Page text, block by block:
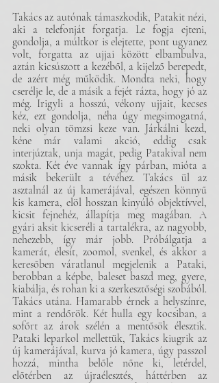
Takács az autónak támaszkodik, Patakit nézi,
aki a telefonját forgatja. Le fogja ejteni,
gondolja, a múltkor is elejtette, pont ugyanez
volt, forgatta az ujjai között elbambulva,
aztán kicsúszott a kezéből, a kijelző berepedt,
de azért még működik. Mondta neki, hogy
cserélje le, de a másik a fejét rázta, hogy jó az
még. Irigyli a hosszú, vékony ujjait, kecses
kéz, ezt gondolja, néha úgy megsimogatná,
neki olyan tömzsi keze van. Járkálni kezd,
kéne már valami akció, eddig csak
interjúztak, unja magát, pedig Patakival nem
szokta. Két éve vannak így párban, mióta a
másik bekerült a tévéhez. Takács ül az
asztalnál az új kamerájával, egészen könnyű
kis kamera, elöl hosszan kinyúló objektívvel,
kicsit fejnehéz, állapítja meg magában. A
gyári aksit kicseréli a tartalékra, az nagyobb,
nehezebb, így már jobb. Próbálgatja a
kamerát, élesít, zoomol, svenkel, és akkor a
keresőben váratlanul megjelenik a Pataki,
berobban a képbe, baleset baszd meg, gyere,
kiabálja, és rohan ki a szerkesztőségi szobából.
Takács utána. Hamarabb érnek a helyszínre,
mint a rendőrök. Két hulla egy kocsiban, a
sofőrt az árok szélén a mentősök élesztik.
Pataki leparkol mellettük, Takács kiugrik az
új kamerájával, kurva jó kamera, úgy passzol
hozzá, mintha belőle nőne ki, letérdel,
előtérben az újraélesztés, háttérben az